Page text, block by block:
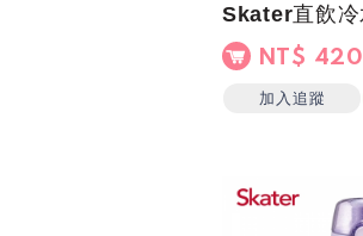
NT$ 420
加入追蹤